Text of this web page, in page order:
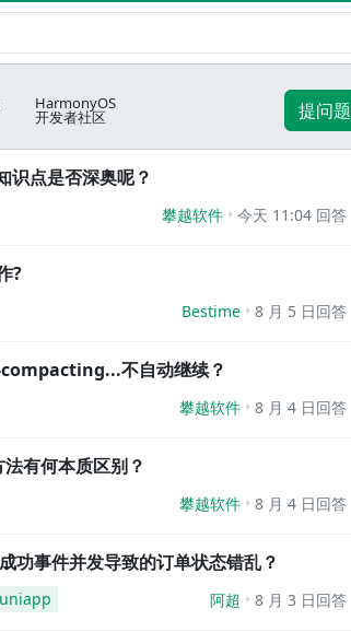
HarmonyOS
开发者社区 提问题
识点是否深奥呢？
攀越软件 今天 11:04 回答
?
Bestime 8 月 5 日回答
不自动继续？
攀越软件 8 月 4 日回答
有何本质区别？
攀越软件 8 月 4 日回答
功事件并发导致的订单状态错乱？
uniapp 阿超 8 月 3 日回答